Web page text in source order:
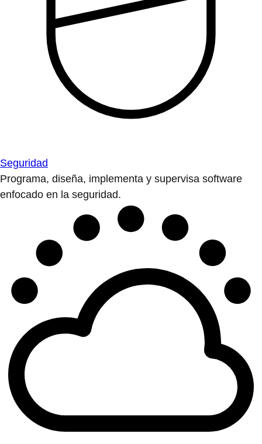
Seguridad
Programa, diseña, implementa y supervisa software
enfocado en la seguridad.